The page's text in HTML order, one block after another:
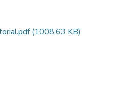
(1008.63 KB)